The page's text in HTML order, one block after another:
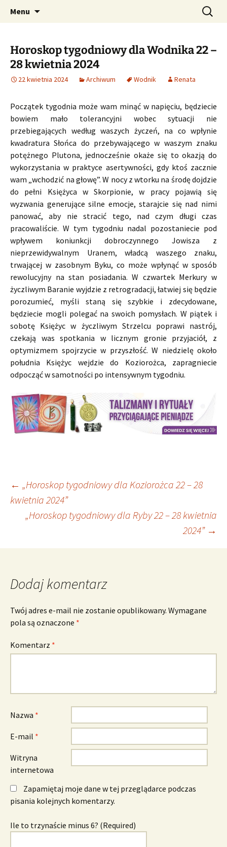
CzaroMarowy horoskop
dzienny, miesięczny i
tygodniowy
Profesjonalne przepowiednie astrologiczne
Menu Szukaj:
Horoskop tygodniowy dla Wodnika 22 –
28 kwietnia 2024
22 kwietnia 2024 Archiwum Wodnik Renata
Początek tygodnia może wam minąć w napięciu, będziecie
bowiem mało tolerancyjni wobec sytuacji nie
przebiegających według waszych życzeń, na co wpłynie
kwadratura Słońca do przebywającego w waszym znaku
potężnego Plutona, jednocześnie okaże się to okazją do
wykorzystania w praktyce asertywności, gdy ktoś zacznie
wam „wchodzić na głowę”. W nocy z wtorku na środę dojdzie
do pełni Księżyca w Skorpionie, w pracy pojawią się
wyzwania generujące silne emocje, starajcie się nad nimi
panować, aby nie stracić tego, nad czym długi czas
pracowaliście. W tym tygodniu nadal pozostaniecie pod
wpływem koniunkcji dobroczynnego Jowisza z
nieprzewidywalnym Uranem, władcą waszego znaku,
trwającej w zasobnym Byku, co może wpłynąć w sposób
rewolucyjny na stan posiadania. W czwartek Merkury w
życzliwym Baranie wyjdzie z retrogradacji, łatwiej się będzie
porozumieć, myśli staną się szybkie i zdecydowane,
będziecie mogli polegać na swoich pomysłach. W piątek i
sobotę Księżyc w życzliwym Strzelcu poprawi nastrój,
czekają was spotkania w licznym gronie przyjaciół, z
optymizmem spojrzycie w przyszłość. W niedzielę około
południa Księżyc wejdzie do Koziorożca, zapragniecie
odpocząć w samotności po intensywnym tygodniu.
Nawigacja
wpisu
← „Horoskop tygodniowy dla Koziorożca 22 – 28
kwietnia 2024”
„Horoskop tygodniowy dla Ryby 22 – 28 kwietnia
2024” →
Dodaj komentarz
Twój adres e-mail nie zostanie opublikowany. Wymagane
pola są oznaczone *
Komentarz *
Nazwa *
E-mail *
Witryna
internetowa
Zapamiętaj moje dane w tej przeglądarce podczas
pisania kolejnych komentarzy.
Ile to trzynaście minus 6? (Required)